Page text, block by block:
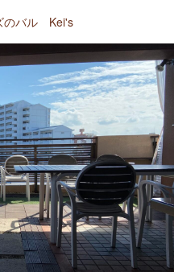
のバル Kei's